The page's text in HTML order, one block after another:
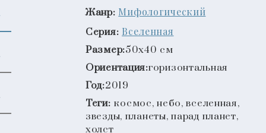
Жанр: Мифологический
Серия: Вселенная
Размер:50x40 см
Ориентация:горизонтальная
Год:2019
Теги: космос, небо, вселенная,
звезды, планеты, парад планет,
холст